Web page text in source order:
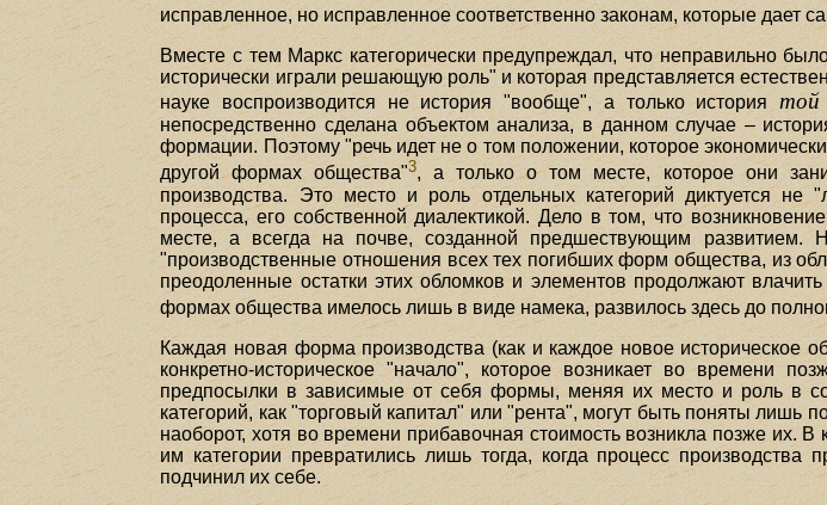
исправленное, но исправленное соответственно законам, которые дает
Вместе с тем Маркс категорически предупреждал, что неправильно
исторически играли решающую роль" и которая представляется
науке воспроизводится не история "вообще", а только история той
непосредственно сделана объектом анализа, в данном случае –
формации. Поэтому "речь идет не о том положении, которое
другой формах общества"3, а только о том месте, которое они
производства. Это место и роль отдельных категорий диктуется не
процесса, его собственной диалектикой. Дело в том, что
месте, а всегда на почве, созданной предшествующим развитием.
"производственные отношения всех тех погибших форм общества, из
преодоленные остатки этих обломков и элементов продолжают
формах общества имелось лишь в виде намека, развилось здесь до
Каждая новая форма производства (как и каждое новое
конкретно-историческое "начало", которое возникает во времени
предпосылки в зависимые от себя формы, меняя их место и роль в
категорий, как "торговый капитал" или "рента", могут быть поняты лишь
наоборот, хотя во времени прибавочная стоимость возникла позже их. В
им категории превратились лишь тогда, когда процесс
подчинил их себе.